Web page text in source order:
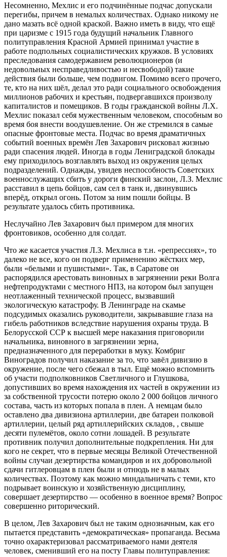
Несомненно, Мехлис и его подчинённые подчас допускали
перегибы, причем в немалых количествах. Однако никому не
дано мазать всё одной краской. Важно иметь в виду, что ещё
при царизме с 1915 года будущий начальник Главного
политуправления Красной Армией принимал участие в
работе подпольных социалистических кружков. В условиях
преследования самодержавием революционеров (и
недовольных несправедливостью и несвободой) такие
действия были больше, чем подвигом. Помимо всего прочего,
те, кто на них шёл, делал это ради социального освобождения
миллионов рабочих и крестьян, подвергавшихся произволу
капиталистов и помещиков. В годы гражданской войны Л.Х.
Мехлис показал себя мужественным человеком, способным во
время боя внести воодушевление. Он же стремился в самые
опасные фронтовые места. Подчас во время драматичных
событий военных времён Лев Захарович рисковал жизнью
ради спасения людей. Иногда в годы Лениградской блокады
ему приходилось возглавлять выход из окружения целых
подразделений. Однажды, увидев неспособность Советских
военнослужащих сбить у дороги финский заслон, Л.З. Мехлис
расставил в цепь бойцов, сам сел в танк и, двинувшись
вперёд, открыл огонь. Потом за ним пошли бойцы. В
результате удалось сбить противника.
Неслучайно Лев Захарович был примером для многих
фронтовиков, особенно для солдат.
Что же касается участия Л.З. Мехлиса в т.н. «репрессиях», то
далеко не все, кого он подверг применению жёстких мер,
были «белыми и пушистыми». Так, в Саратове он
распорядился арестовать виновных в загрязнении реки Волга
нефтепродуктами с местного НПЗ, на котором был запущен
неотлаженный технической процесс, вызвавший
экологическую катастрофу. В Ленинграде на скамье
подсудимых оказались руководители, закрывавшие глаза на
гибель работников вследствие нарушения охраны труда. В
Белорусской ССР к высшей мере наказания приговорили
начальника, виновного в загрязнении зерна,
предназначенного для переработки в муку. Комбриг
Виноградов получил наказание за то, что завёл дивизию в
окружение, после чего сбежал в тыл. Ещё можно вспомнить
об участи подполковников Светличного и Глушкова,
допустивших во время нахождения их частей в окружении из
за собственной трусости потерю около 2 000 бойцов личного
состава, часть из которых попала в плен. А немцам было
оставлено два дивизиона артиллерии, две батареи полковой
артиллерии, целый ряд артиллерийских складов, , свыше
десяти пулемётов, около сотни лошадей. В результате
противник получил дополнительные подкрепления. Ни для
кого не секрет, что в первые месяцы Великой Отечественной
войны случаи дезертирства командиров и их добровольной
сдачи гитлеровцам в плен были и отнюдь не в малых
количествах. Поэтому как можно миндальничать с теми, кто
подрывает воинскую и хозяйственную дисциплину,
совершает дезертирство — особенно в военное время? Вопрос
совершенно риторический.
В целом, Лев Захарович был не таким однозначным, как его
пытается представить «демократическая» пропаганда. Весьма
точно охарактеризовал рассматриваемого нами деятеля
человек, сменивший его на посту Главы политуправления: